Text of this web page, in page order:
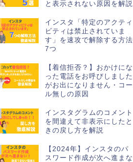
と表示されない原因を解説
インスタ「特定のアクティ
ビティは禁止されていま
す」を速攻で解除する方法
7つ
【着信拒否？】おかけにな
った電話をお呼びしました
がお出になりません・コー
ル無しの原因
インスタグラムのコメント
を間違えて非表示にしたと
きの戻し方を解説
【2024年】インスタのパ
スワード作成が次へ進まな